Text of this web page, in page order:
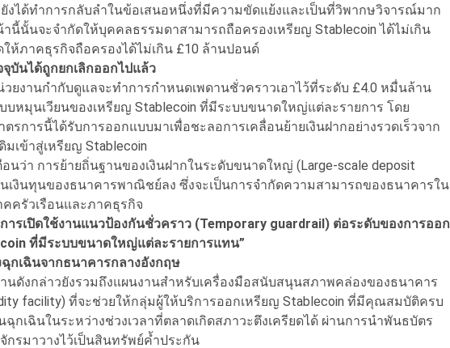
งได้ทำการกลับลำในข้อเสนอหนึ่งที่มีความขัดแย้งและเป็นที่วิพากษวิจารณ์มาก
นี้นั้นจะจำกัดให้บุคคลธรรมดาสามารถถือครองเหรียญ Stablecoin ได้ไม่เกิน
ให้ภาคธุรกิจถือครองได้ไม่เกิน £10 ล้านปอนด์
บันได้ถูกยกเลิกออกไปแล้ว
ยงานกำกับดูแลจะทำการกำหนดเพดานชั่วคราวเอาไว้ที่ระดับ £4.0 หมื่นล้าน
หมุนเวียนของเหรียญ Stablecoin ที่มีระบบขนาดใหญ่แต่ละรายการ โดย
รการนี้ได้รับการออกแบบมาเพื่อชะลอการเคลื่อนย้ายเงินฝากอย่างรวดเร็วจาก
เข้าสู่เหรียญ Stablecoin
อนว่า การย้ายถิ่นฐานของเงินฝากในระดับขนาดใหญ่ (Large-scale deposit
นเงินทุนของธนาคารพาณิชย์ลง ซึ่งจะเป็นการจำกัดความสามารถของธนาคารใน
ครัวเรือนและภาคธุรกิจ
ารเปิดใช้งานแนวป้องกันชั่วคราว (Temporary guardrail) ต่อระดับของการออก
ที่มีระบบขนาดใหญ่แต่ละรายการแทน”
กเฉินจากธนาคารกลางอังกฤษ
นดังกล่าวยังรวมถึงแผนงานสำหรับเครื่องมือสนับสนุนสภาพคล่องของธนาคาร
facility) ที่จะช่วยให้กลุ่มผู้ให้บริการออกเหรียญ Stablecoin ที่มีคุณสมบัติครบ
ฉุกเฉินในระหว่างช่วงเวลาที่ตลาดเกิดสภาวะตึงเครียดได้ ผ่านการนำพันธบัตร
รมาวางไว้เป็นสินทรัพย์ค้ำประกัน